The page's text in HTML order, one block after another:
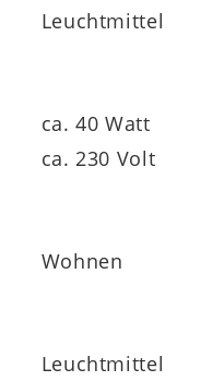
Leuchtmittel
ca. 40 Watt
ca. 230 Volt
Wohnen
Leuchtmittel